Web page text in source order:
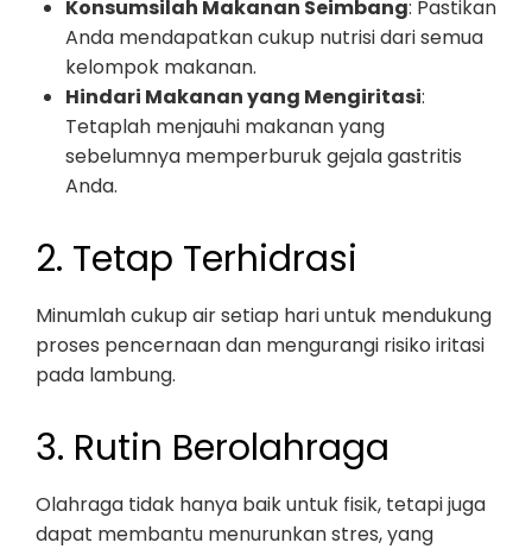
Konsumsilah Makanan Seimbang: Pastikan
Anda mendapatkan cukup nutrisi dari semua
kelompok makanan.
Hindari Makanan yang Mengiritasi:
Tetaplah menjauhi makanan yang
sebelumnya memperburuk gejala gastritis
Anda.
2. Tetap Terhidrasi
Minumlah cukup air setiap hari untuk mendukung
proses pencernaan dan mengurangi risiko iritasi
pada lambung.
3. Rutin Berolahraga
Olahraga tidak hanya baik untuk fisik, tetapi juga
dapat membantu menurunkan stres, yang